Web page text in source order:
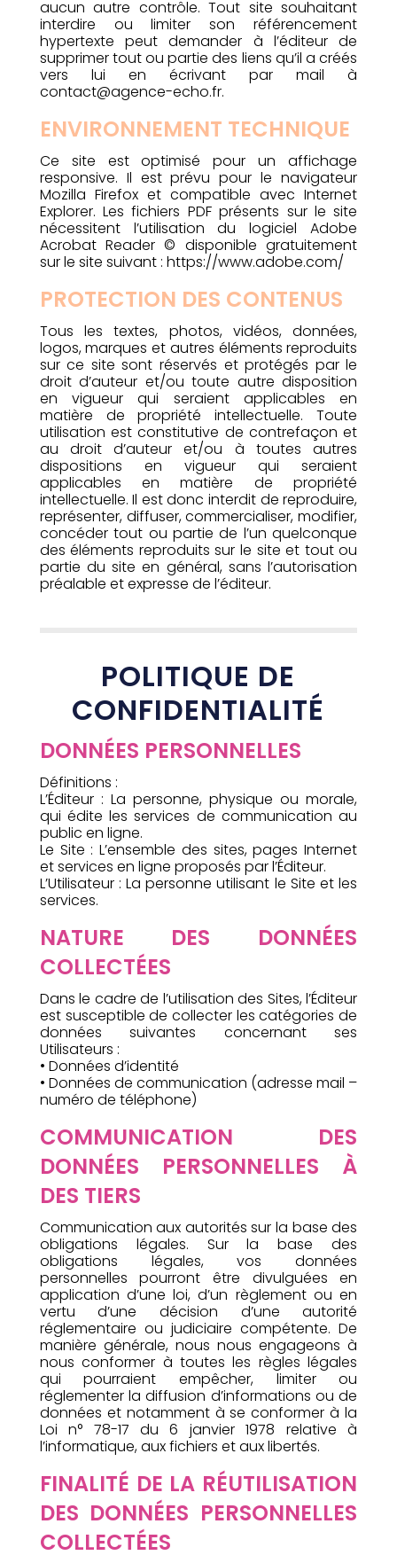
aucun autre contrôle. Tout site souhaitant
interdire ou limiter son référencement
hypertexte peut demander à l’éditeur de
supprimer tout ou partie des liens qu’il a créés
vers lui en écrivant par mail à
contact@agence-echo.fr.
ENVIRONNEMENT TECHNIQUE
Ce site est optimisé pour un affichage
responsive. Il est prévu pour le navigateur
Mozilla Firefox et compatible avec Internet
Explorer. Les fichiers PDF présents sur le site
nécessitent l’utilisation du logiciel Adobe
Acrobat Reader © disponible gratuitement
sur le site suivant : https://www.adobe.com/
PROTECTION DES CONTENUS
Tous les textes, photos, vidéos, données,
logos, marques et autres éléments reproduits
sur ce site sont réservés et protégés par le
droit d’auteur et/ou toute autre disposition
en vigueur qui seraient applicables en
matière de propriété intellectuelle. Toute
utilisation est constitutive de contrefaçon et
au droit d’auteur et/ou à toutes autres
dispositions en vigueur qui seraient
applicables en matière de propriété
intellectuelle. Il est donc interdit de reproduire,
représenter, diffuser, commercialiser, modifier,
concéder tout ou partie de l’un quelconque
des éléments reproduits sur le site et tout ou
partie du site en général, sans l’autorisation
préalable et expresse de l’éditeur.
POLITIQUE DE
CONFIDENTIALITÉ
DONNÉES PERSONNELLES
Définitions :
L’Éditeur : La personne, physique ou morale,
qui édite les services de communication au
public en ligne.
Le Site : L’ensemble des sites, pages Internet
et services en ligne proposés par l’Éditeur.
L’Utilisateur : La personne utilisant le Site et les
services.
NATURE DES DONNÉES
COLLECTÉES
Dans le cadre de l’utilisation des Sites, l’Éditeur
est susceptible de collecter les catégories de
données suivantes concernant ses
Utilisateurs :
• Données d’identité
• Données de communication (adresse mail –
numéro de téléphone)
COMMUNICATION DES
DONNÉES PERSONNELLES À
DES TIERS
Communication aux autorités sur la base des
obligations légales. Sur la base des
obligations légales, vos données
personnelles pourront être divulguées en
application d’une loi, d’un règlement ou en
vertu d’une décision d’une autorité
réglementaire ou judiciaire compétente. De
manière générale, nous nous engageons à
nous conformer à toutes les règles légales
qui pourraient empêcher, limiter ou
réglementer la diffusion d’informations ou de
données et notamment à se conformer à la
Loi n° 78-17 du 6 janvier 1978 relative à
l’informatique, aux fichiers et aux libertés.
FINALITÉ DE LA RÉUTILISATION
DES DONNÉES PERSONNELLES
COLLECTÉES